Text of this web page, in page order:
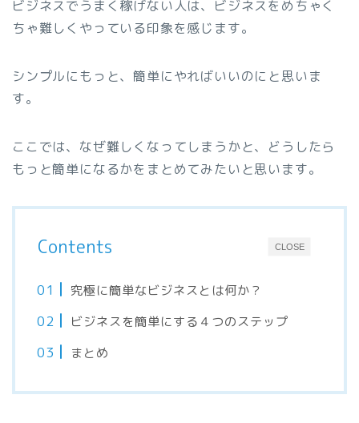
ビジネスでうまく稼げない人は、ビジネスをめちゃく
ちゃ難しくやっている印象を感じます。
シンプルにもっと、簡単にやればいいのにと思いま
す。
ここでは、なぜ難しくなってしまうかと、どうしたら
もっと簡単になるかをまとめてみたいと思います。
CLOSE
Contents
究極に簡単なビジネスとは何か？
ビジネスを簡単にする４つのステップ
まとめ